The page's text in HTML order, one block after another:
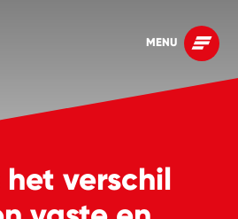
MENU
verschil